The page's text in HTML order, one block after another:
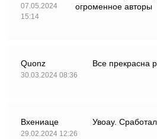
07.05.2024
15:14
огроменное авторы
Quonz
30.03.2024 08:36
Все прекрасна
Вхениаце
29.02.2024 12:26
Увоау.